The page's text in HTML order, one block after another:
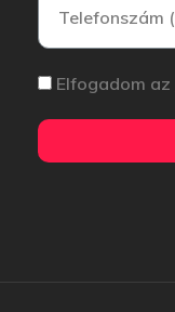
Elfogadom az